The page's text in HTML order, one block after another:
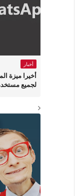
أخبار
أخيرا ميزة
لجميع